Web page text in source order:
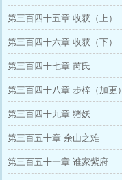
第三百四十五章 收获（上）
第三百四十六章 收获（下）
第三百四十七章 芮氏
第三百四十八章 步梓（加更）
第三百四十九章 猪妖
第三百五十章 余山之难
第三百五十一章 谁家紫府